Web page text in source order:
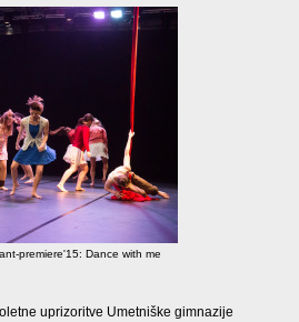
premiere'15: Dance with me
uprizoritve Umetniške gimnazije